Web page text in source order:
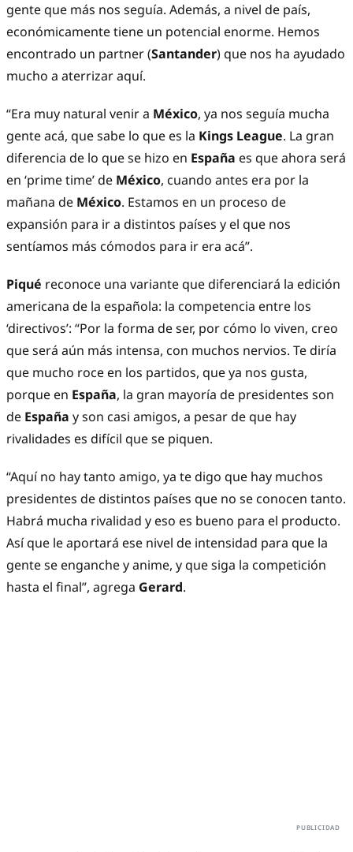
gente que más nos seguía. Además, a nivel de país,
económicamente tiene un potencial enorme. Hemos
encontrado un partner (Santander) que nos ha ayudado
mucho a aterrizar aquí.
“Era muy natural venir a México, ya nos seguía mucha
gente acá, que sabe lo que es la Kings League. La gran
diferencia de lo que se hizo en España es que ahora será
en ‘prime time’ de México, cuando antes era por la
mañana de México. Estamos en un proceso de
expansión para ir a distintos países y el que nos
sentíamos más cómodos para ir era acá”.
Piqué reconoce una variante que diferenciará la edición
americana de la española: la competencia entre los
‘directivos’: “Por la forma de ser, por cómo lo viven, creo
que será aún más intensa, con muchos nervios. Te diría
que mucho roce en los partidos, que ya nos gusta,
porque en España, la gran mayoría de presidentes son
de España y son casi amigos, a pesar de que hay
rivalidades es difícil que se piquen.
“Aquí no hay tanto amigo, ya te digo que hay muchos
presidentes de distintos países que no se conocen tanto.
Habrá mucha rivalidad y eso es bueno para el producto.
Así que le aportará ese nivel de intensidad para que la
gente se enganche y anime, y que siga la competición
hasta el final”, agrega Gerard.